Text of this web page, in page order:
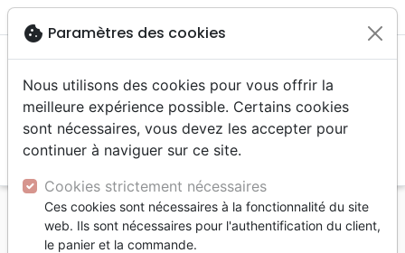
menu
Accueil Livres
Témoignages, biographies
Yeux de la foi (Les) - Point de vue
cookie Paramètres des cookies
Nous utilisons des cookies pour vous offrir la
meilleure expérience possible. Certains cookies
sont nécessaires, vous devez les accepter pour
continuer à naviguer sur ce site.
Cookies strictement nécessaires
Ces cookies sont nécessaires à la fonctionnalité du site
web. Ils sont nécessaires pour l'authentification du client,
le panier et la commande.